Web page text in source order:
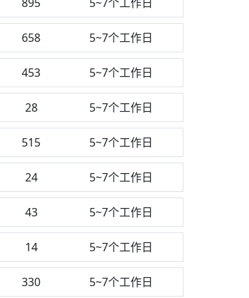
658 5~7个工作日
453 5~7个工作日
28 5~7个工作日
515 5~7个工作日
24 5~7个工作日
43 5~7个工作日
14 5~7个工作日
330 5~7个工作日